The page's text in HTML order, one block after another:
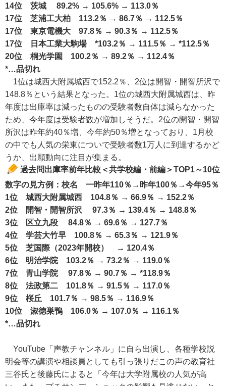
14位 茨城 89.2% → 105.6% → 113.0％
17位 芝浦工大柏 113.2％ → 86.7％ → 112.5％
17位 東京電機大 97.8％ → 90.3％ → 112.5％
17位 日本工業大駒場 *103.2％ → 111.5％ → *112.5％
20位 桐光学園 100.2％ → 89.2％ → 112.4％
*…品切れ
1位は城西大附属城西で152.2％、2位は開智・開智所沢で
148.8％という結果となった。1位の城西大附属城西は、昨
年度は出庫率は減ったものの受験者数自体は減らなかった
ため、今年度は受験者数が増加しそうだ。2位の開智・開智
所沢は昨年約40％増、今年約50％増となっており、1月校
の中でも人気の栄東についで受験者数1万人に到達するかど
うか、出願動向に注目が集まる。
過去問出庫率前年比較＜共学校編・前編＞TOP1～10位
数字の見方例：校名 一昨年110％→昨年100％→今年95％
1位 城西大附属城西 104.8％ → 66.9％ → 152.2％
2位 開智・開智所沢 97.3％ → 139.4％ → 148.8％
3位 区立九段 84.8％ → 69.6％ → 127.7％
4位 学芸大竹早 100.8％ → 65.3％ → 121.9％
5位 芝国際（2023年開校） → 120.4％
6位 明治学院 103.2％ → 73.2％ → 119.0％
7位 青山学院 97.8％ → 90.7％ → *118.9％
8位 法政第二 101.8％ → 91.5％ → 117.0％
9位 桜丘 101.7％ → 98.5％ → 116.9％
10位 淑徳巣鴨 106.0％ → 107.0％ → 116.1％
*…品切れ
YouTube「声教チャンネル」に自ら出演し、各種学校説
明会等の講演や相談員としても引っ張りだこの声の教育社
三谷氏と後藤氏によると「今年は大学附属校の人気が高